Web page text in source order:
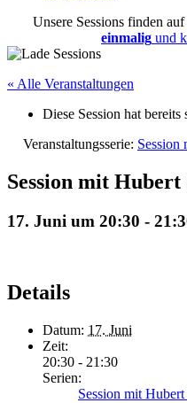
Unsere Sessions finden
einmalig und
« Alle Veranstaltungen
Diese Session hat bereits
Veranstaltungsserie: Session
Session mit Hubert
17. Juni um 20:30 -
Details
Datum: 17. Juni
Zeit:
20:30 - 21:30
Serien:
Session mit